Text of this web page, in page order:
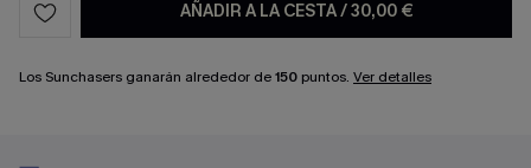
AÑADIR A LA CESTA/30,00 €
Los Sunchasers ganarán alrededor de150 puntos. Ver detalles